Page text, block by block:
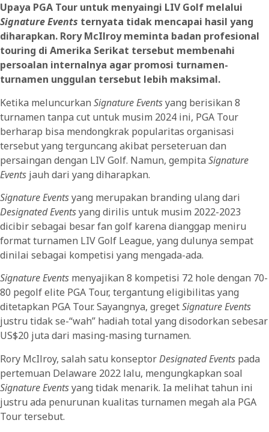
Upaya PGA Tour untuk menyaingi LIV Golf melalui
Signature Events ternyata tidak mencapai hasil yang
diharapkan. Rory McIlroy meminta badan profesional
touring di Amerika Serikat tersebut membenahi
persoalan internalnya agar promosi turnamen-
turnamen unggulan tersebut lebih maksimal.
Ketika meluncurkan Signature Eventsyang berisikan 8
turnamen tanpa cut untuk musim 2024 ini, PGA Tour
berharap bisa mendongkrak popularitas organisasi
tersebut yang terguncang akibat perseteruan dan
persaingan dengan LIV Golf. Namun, gempita Signature
Events jauh dari yang diharapkan.
Signature Eventsyang merupakan branding ulang dari
Designated Eventsyang dirilis untuk musim 2022-2023
dicibir sebagai besar fan golf karena dianggap meniru
format turnamen LIV Golf League, yang dulunya sempat
dinilai sebagai kompetisi yang mengada-ada.
Signature Events menyajikan 8 kompetisi 72 hole dengan 70-
80 pegolf elite PGA Tour, tergantung eligibilitas yang
ditetapkan PGA Tour. Sayangnya, gregetSignature Events
justru tidak se-“wah” hadiah total yang disodorkan sebesar
US$20 juta dari masing-masing turnamen.
Rory McIlroy, salah satu konseptorDesignated Events pada
pertemuan Delaware 2022 lalu, mengungkapkan soal
Signature Eventsyang tidak menarik. Ia melihat tahun ini
justru ada penurunan kualitas turnamen megah ala PGA
Tour tersebut.